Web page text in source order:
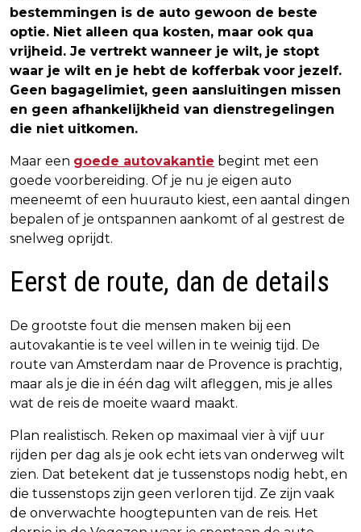
bestemmingen is de auto gewoon de beste
optie. Niet alleen qua kosten, maar ook qua
vrijheid. Je vertrekt wanneer je wilt, je stopt
waar je wilt en je hebt de kofferbak voor jezelf.
Geen bagagelimiet, geen aansluitingen missen
en geen afhankelijkheid van dienstregelingen
die niet uitkomen.
Maar een goede autovakantie begint met een
goede voorbereiding. Of je nu je eigen auto
meeneemt of een huurauto kiest, een aantal dingen
bepalen of je ontspannen aankomt of al gestrest de
snelweg oprijdt.
Eerst de route, dan de details
De grootste fout die mensen maken bij een
autovakantie is te veel willen in te weinig tijd. De
route van Amsterdam naar de Provence is prachtig,
maar als je die in één dag wilt afleggen, mis je alles
wat de reis de moeite waard maakt.
Plan realistisch. Reken op maximaal vier à vijf uur
rijden per dag als je ook echt iets van onderweg wilt
zien. Dat betekent dat je tussenstops nodig hebt, en
die tussenstops zijn geen verloren tijd. Ze zijn vaak
de onverwachte hoogtepunten van de reis. Het